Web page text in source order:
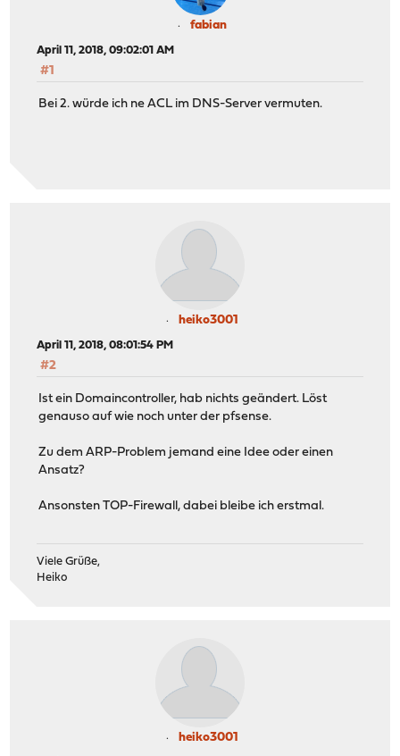
fabian
April 11, 2018, 09:02:01 AM
#1
Bei 2. würde ich ne ACL im DNS-Server vermuten.
heiko3001
April 11, 2018, 08:01:54 PM
#2
Ist ein Domaincontroller, hab nichts geändert. Löst
genauso auf wie noch unter der pfsense.
Zu dem ARP-Problem jemand eine Idee oder einen
Ansatz?
Ansonsten TOP-Firewall, dabei bleibe ich erstmal.
Viele Grüße,
Heiko
heiko3001